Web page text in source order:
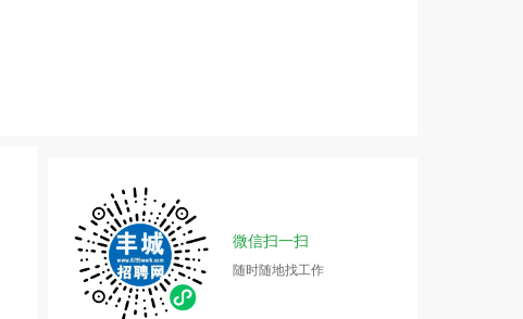
微信扫一扫
随时随地找工作